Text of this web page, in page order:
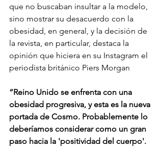
que no buscaban insultar a la modelo,
sino mostrar su desacuerdo con la
obesidad, en general, y la decisión de
la revista, en particular, destaca la
opinión que hiciera en su Instagram el
periodista británico Piers Morgan
“Reino Unido se enfrenta con una
obesidad progresiva, y esta es la nueva
portada de Cosmo. Probablemente lo
deberíamos considerar como un gran
paso hacia la 'positividad del cuerpo'.